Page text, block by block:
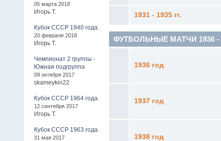
05 марта 2018
Игорь Т.
Кубок СССР 1940 года.
20 февраля 2018
Игорь Т.
Чемпионат 2 группы -
Южная подгруппа
09 октября 2017
skameykin22
Кубок СССР 1964 года.
12 сентября 2017
Игорь Т.
Кубок СССР 1963 года.
31 мая 2017
1931 - 1935 гг.
ФУТБОЛЬНЫЕ МАТЧИ 1936 -
1936 год
1937 год
1938 год